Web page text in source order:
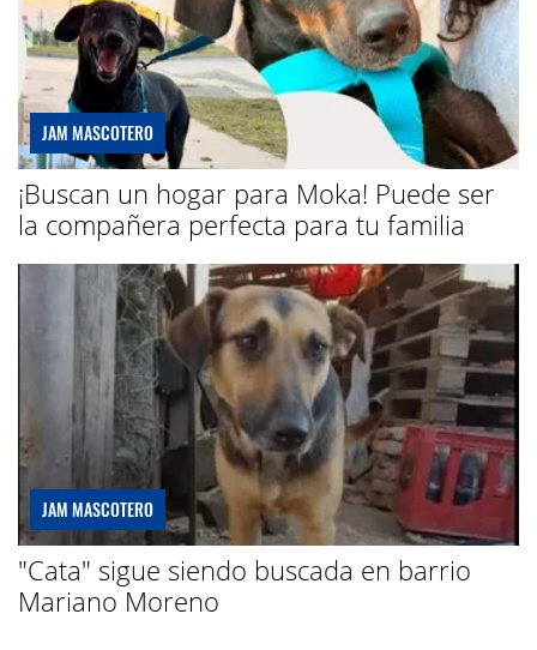
JAM MASCOTERO
¡Buscan un hogar para Moka! Puede ser
la compañera perfecta para tu familia
JAM MASCOTERO
"Cata" sigue siendo buscada en barrio
Mariano Moreno